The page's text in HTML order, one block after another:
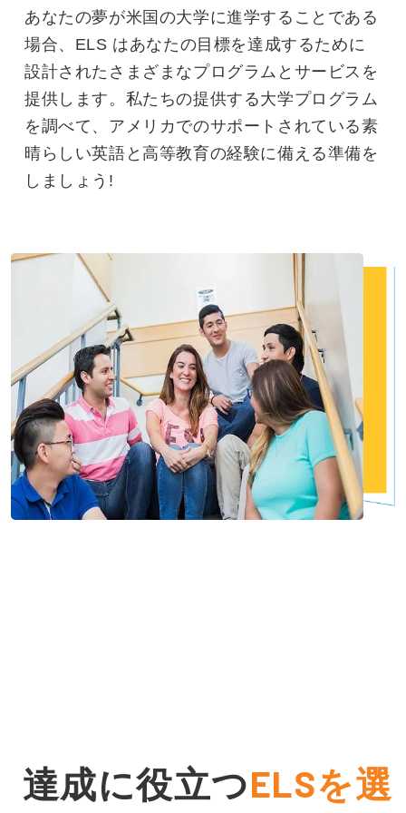
あなたの夢が米国の大学に進学することである
場合、ELS はあなたの目標を達成するために
設計されたさまざまなプログラムとサービスを
提供します。私たちの提供する大学プログラム
を調べて、アメリカでのサポートされている素
晴らしい英語と高等教育の経験に備える準備を
しましょう!
達成に役立つELSを選